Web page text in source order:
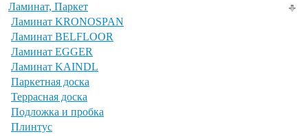
Ламинат, Паркет
Ламинат KRONOSPAN
Ламинат BELFLOOR
Ламинат EGGER
Ламинат KAINDL
Паркетная доска
Террасная доска
Подложка и пробка
Плинтус